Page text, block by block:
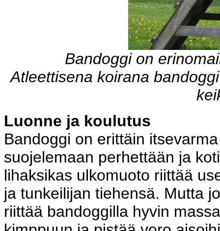
Bandoggi on
Atleettisena koirana
Luonne ja koulutus
Bandoggi on erittäin
suojelemaan perhettään ja
lihaksikas ulkomuoto riittää
ja tunkeilijan tiehensä. Mutta
riittää bandoggilla hyvin